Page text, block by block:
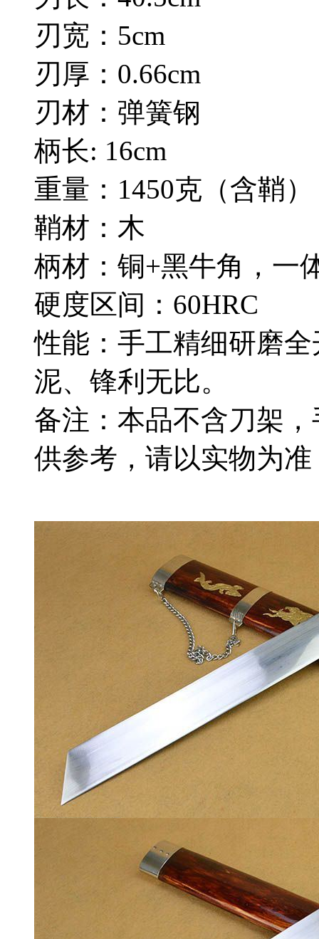
刃宽：5cm
刃厚：0.66cm
刃材：弹簧钢
柄长: 16cm
重量：1450克（含鞘）
鞘材：木
柄材：铜+黑牛角，一
硬度区间：60HRC
性能：手工精细研磨
泥、锋利无比。
备注：本品不含刀架
供参考，请以实物为准